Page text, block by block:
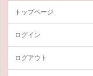
トップページ
ログイン
ログアウト